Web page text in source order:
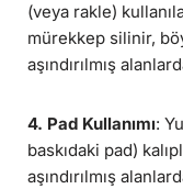
(veya rakle)
mürekkep silinir,
aşındırılmış
4. Pad Kullanımı:
baskıdaki pad)
aşındırılmış